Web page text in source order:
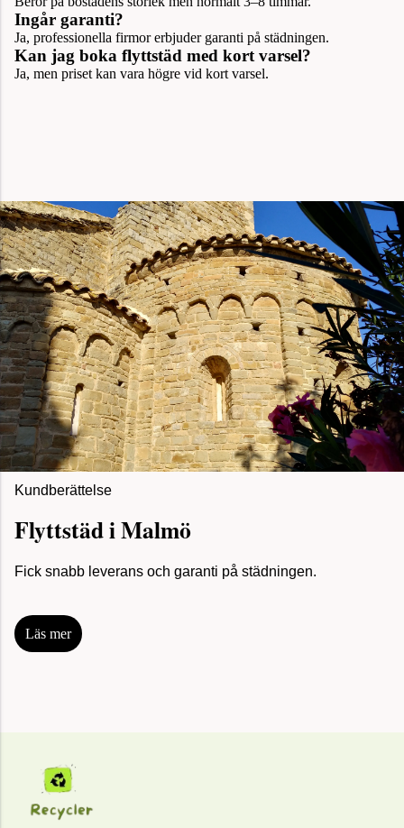
Ingår garanti?
Ja, professionella firmor erbjuder garanti på städningen.
Kan jag boka flyttstäd med kort varsel?
Ja, men priset kan vara högre vid kort varsel.
Kundberättelse
Flyttstäd i Malmö
Fick snabb leverans och garanti på städningen.
Läs mer